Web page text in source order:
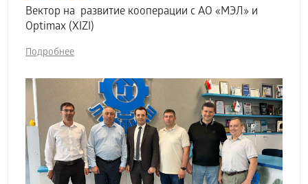
Вектор на развитие кооперации с АО «МЭЛ» и
Optimax (XIZI)
Подробнее